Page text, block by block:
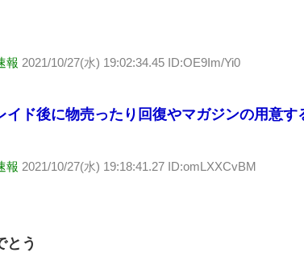
報 2021/10/27(水) 19:02:34.45 ID:OE9Im/Yi0
イド後に物売ったり回復やマガジンの用意す
報 2021/10/27(水) 19:18:41.27 ID:omLXXCvBM
とう